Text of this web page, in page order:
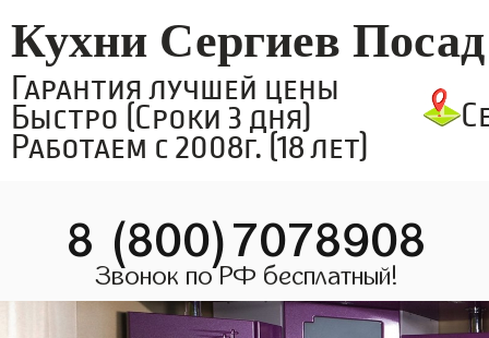
Кухни Сергиев Посад
Гарантия лучшей цены
Быстро (Сроки 3 дня)
Работаем с 2008г. (18 лет)
8 (800)7078908
Звонок по РФ бесплатный!